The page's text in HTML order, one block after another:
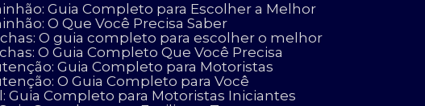
Guia Completo para Escolher a Melhor
O Que Você Precisa Saber
O guia completo para escolher o melhor
O Guia Completo Que Você Precisa
Guia Completo para Motoristas
O Guia Completo para Você
Guia Completo para Motoristas Iniciantes